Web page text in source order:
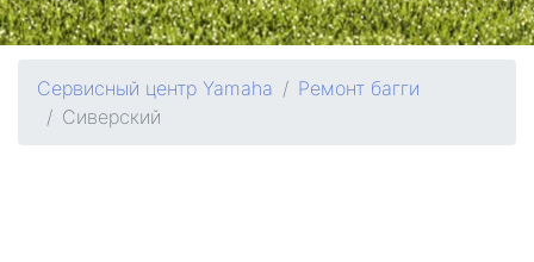
Сервисный центр Yamaha
Ремонт багги
Сиверский